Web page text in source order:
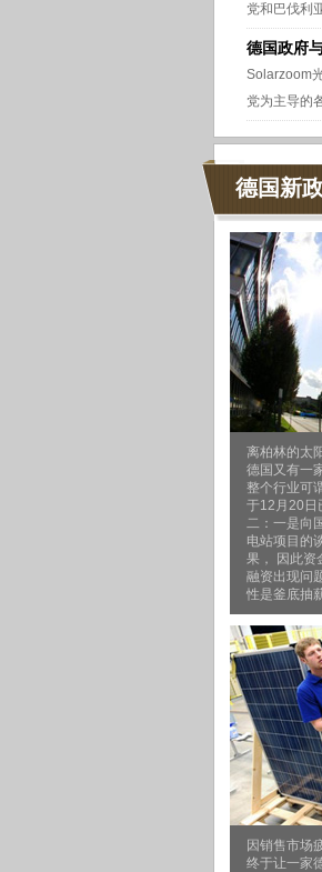
党和巴伐利
德国政府
Solarzoom
党为主导的
德国新
离柏林的太
德国又有一
整个行业可
于12月20日
二：一是向
电站项目的
果， 因此资
融资出现问
性是釜底抽
因销售市场
终于让一家